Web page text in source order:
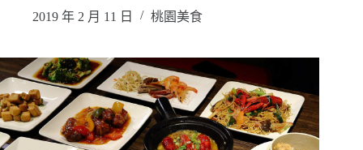
2019 年 2 月 11 日 桃園美食